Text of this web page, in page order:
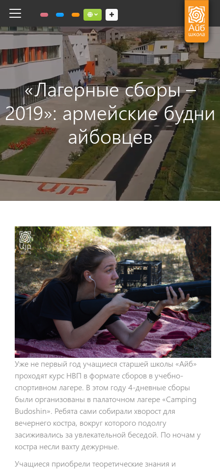
Toggle navigation Social links dropdown button
«Лагерные сборы –
2019»: армейские будни
айбовцев
Уже не первый год учащиеся старшей школы «Айб»
проходят курс НВП в формате сборов в учебно-
спортивном лагере. В этом году 4-дневные сборы
были организованы в палаточном лагере «Camping
Budoshin». Ребята сами собирали хворост для
вечернего костра, вокруг которого подолгу
засиживались за увлекательной беседой. По ночам у
костра несли вахту дежурные.
Учащиеся приобрели теоретические знания и